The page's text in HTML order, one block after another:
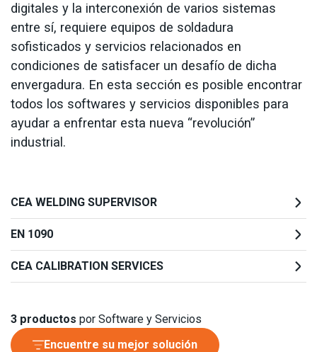
digitales y la interconexión de varios sistemas
entre sí, requiere equipos de soldadura
sofisticados y servicios relacionados en
condiciones de satisfacer un desafío de dicha
envergadura. En esta sección es posible encontrar
todos los softwares y servicios disponibles para
ayudar a enfrentar esta nueva “revolución”
industrial.
CEA WELDING SUPERVISOR
EN 1090
CEA CALIBRATION SERVICES
3 productos por Software y Servicios
Encuentre su mejor solución